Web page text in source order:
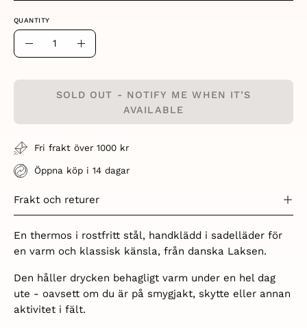
QUANTITY
Quantity
Decrease Increase
SOLD OUT - NOTIFY ME WHEN IT’S
AVAILABLE
Fri frakt över 1000 kr
Öppna köp i 14 dagar
Frakt och returer
En thermos i rostfritt stål, handklädd i sadelläder för
en varm och klassisk känsla, från danska Laksen.
Den håller drycken behagligt varm under en hel dag
ute - oavsett om du är på smygjakt, skytte eller annan
aktivitet i fält.